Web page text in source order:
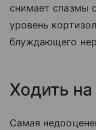
снимает спазмы
уровень
блуждающего
Ходить
Самая